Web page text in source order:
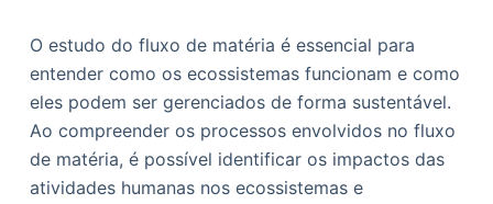
O estudo do fluxo de matéria é essencial para
entender como os ecossistemas funcionam e como
eles podem ser gerenciados de forma sustentável.
Ao compreender os processos envolvidos no fluxo
de matéria, é possível identificar os impactos das
atividades humanas nos ecossistemas e